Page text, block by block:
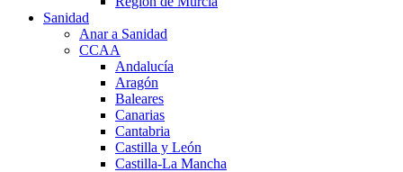
Sanidad
Anar a Sanidad
CCAA
Andalucía
Aragón
Baleares
Canarias
Cantabria
Castilla y León
Castilla-La Mancha